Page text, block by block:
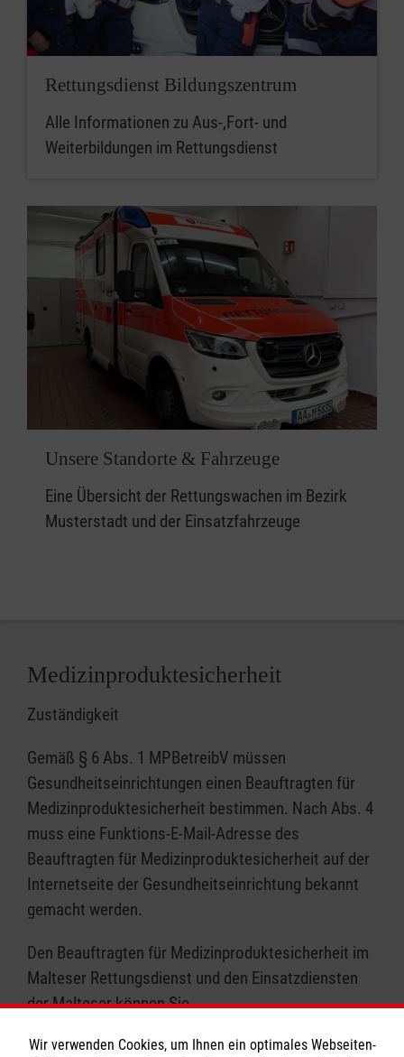
Rettungsdienst Bildungszentrum
Alle Informationen zu Aus-,Fort- und
Weiterbildungen im Rettungsdienst
Unsere Standorte & Fahrzeuge
Eine Übersicht der Rettungswachen im Bezirk
Musterstadt und der Einsatzfahrzeuge
Medizinproduktesicherheit
Zuständigkeit
Gemäß § 6 Abs. 1 MPBetreibV müssen
Gesundheitseinrichtungen einen Beauftragten für
Medizinproduktesicherheit bestimmen. Nach Abs. 4
muss eine Funktions-E-Mail-Adresse des
Beauftragten für Medizinproduktesicherheit auf der
Internetseite der Gesundheitseinrichtung bekannt
gemacht werden.
Den Beauftragten für Medizinproduktesicherheit im
Malteser Rettungsdienst und den Einsatzdiensten
der Malteser können Sie
Wir verwenden Cookies, um Ihnen ein optimales Webseiten-